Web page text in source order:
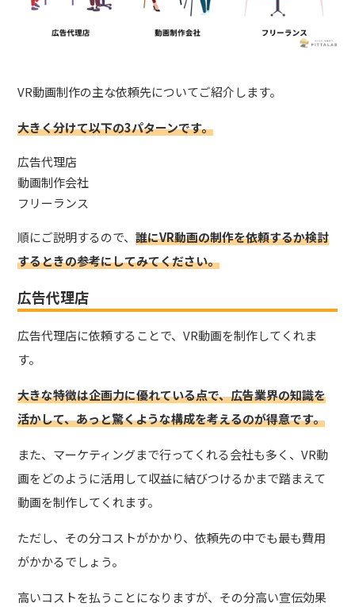
VR動画制作の主な依頼先についてご紹介します。
大きく分けて以下の3パターンです。
広告代理店
動画制作会社
フリーランス
順にご説明するので、誰にVR動画の制作を依頼するか検討
するときの参考にしてみてください。
広告代理店
広告代理店に依頼することで、VR動画を制作してくれま
す。
大きな特徴は企画力に優れている点で、広告業界の知識を
活かして、あっと驚くような構成を考えるのが得意です。
また、マーケティングまで行ってくれる会社も多く、VR動
画をどのように活用して収益に結びつけるかまで踏まえて
動画を制作してくれます。
ただし、その分コストがかかり、依頼先の中でも最も費用
がかかるでしょう。
高いコストを払うことになりますが、その分高い宣伝効果